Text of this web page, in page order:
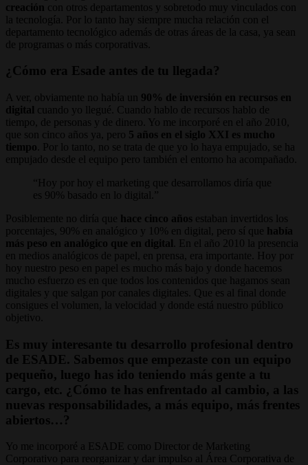
creación con otros departamentos y sobretodo muy vinculados con
la tecnología. Por lo tanto hay siempre mucha relación con el
departamento tecnológico además de otras áreas de la casa, ya sean
de programas o más corporativas.
¿Cómo era Esade antes de tu llegada?
A ver, obviamente no había un 90% de inversión en recursos en
digital cuando yo llegué. Cuando hablo de recursos hablo de
tiempo, de personas y de dinero. Yo me incorporé en el año 2010,
que son cinco años ya, pero 5 años en el siglo XXI es mucho
tiempo . Por lo tanto, no se trata de que yo lo haya empujado, se ha
empujado desde el equipo pero también el entorno ha acompañado.
Hoy por hoy el marketing que desarrollamos diría que
es 90% basado en lo digital.
Posiblemente no diría que hace cinco años estaban invertidos los
porcentajes, 90% en analógico y 10% en digital, pero sí que había
más peso en analógico que en digital . En el año 2010 la presencia
en medios analógicos de papel, en prensa, era importante. Hoy por
hoy nuestro peso en papel es mucho más bajo y donde hacemos
mucho esfuerzo es en que todos los contenidos que hagamos sean
digitales y que salgan por canales digitales. Que es al final donde
consigues el volumen, la velocidad y donde está nuestro público
objetivo.
Es muy interesante tu desarrollo profesional dentro
de ESADE. Sabemos que empezaste con un equipo
pequeño, luego has ido teniendo más gente a tu
cargo, etc. ¿Cómo te has enfrentado al cambio, a las
nuevas responsabilidades, a más equipo, más frentes
abiertos…?
Yo me incorporé a ESADE como Director de Marketing
Corporativo para reorganizar y dar impulso al Área Corporativa de